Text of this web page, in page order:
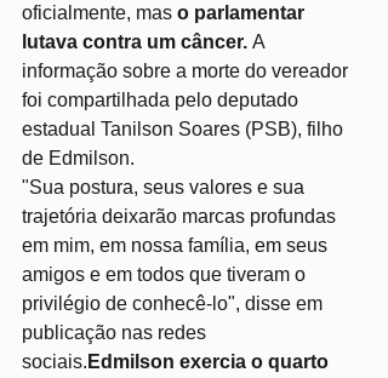
oficialmente, mas o parlamentar
lutava contra um câncer. A
informação sobre a morte do vereador
foi compartilhada pelo deputado
estadual Tanilson Soares (PSB), filho
de Edmilson.
"Sua postura, seus valores e sua
trajetória deixarão marcas profundas
em mim, em nossa família, em seus
amigos e em todos que tiveram o
privilégio de conhecê-lo", disse em
publicação nas redes
sociais. Edmilson exercia o quarto